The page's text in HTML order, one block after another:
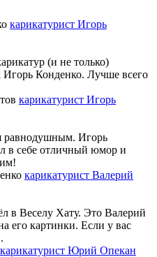
карикатурист Игорь
(и не только)
Игорь Конденко. Лучше всего
карикатурист Игорь
равнодушным. Игорь
в себе отличный юмор и
карикатурист Валерий
в Веселу Хату. Это Валерий
его картинки. Если у вас
карикатурист Юрий Опекан